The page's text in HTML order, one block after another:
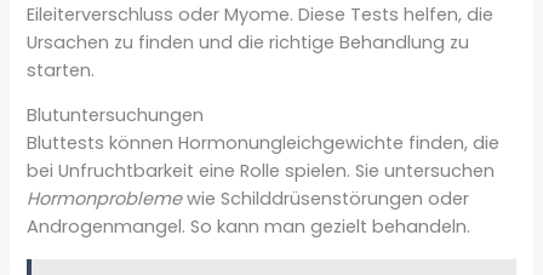
Eileiterverschluss oder Myome. Diese Tests helfen, die
Ursachen zu finden und die richtige Behandlung zu
starten.
Blutuntersuchungen
Bluttests können Hormonungleichgewichte finden, die
bei Unfruchtbarkeit eine Rolle spielen. Sie untersuchen
Hormonproblemewie Schilddrüsenstörungen oder
Androgenmangel. So kann man gezielt behandeln.